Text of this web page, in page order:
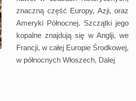
znaczną część Europy, Azji, oraz
Ameryki Północnej. Szczątki jego
kopalne znajdują się w Anglji, we
Francji, w całej Europie Środkowej,
w północnych Włoszech, Dalej